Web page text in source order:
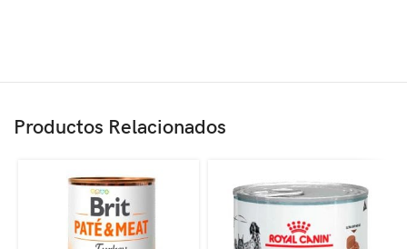
Productos Relacionados